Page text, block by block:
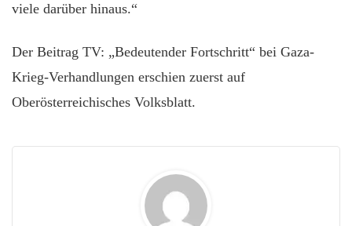
viele darüber hinaus.“
Der Beitrag TV: „Bedeutender Fortschritt“ bei Gaza-
Krieg-Verhandlungen erschien zuerst auf
Oberösterreichisches Volksblatt.